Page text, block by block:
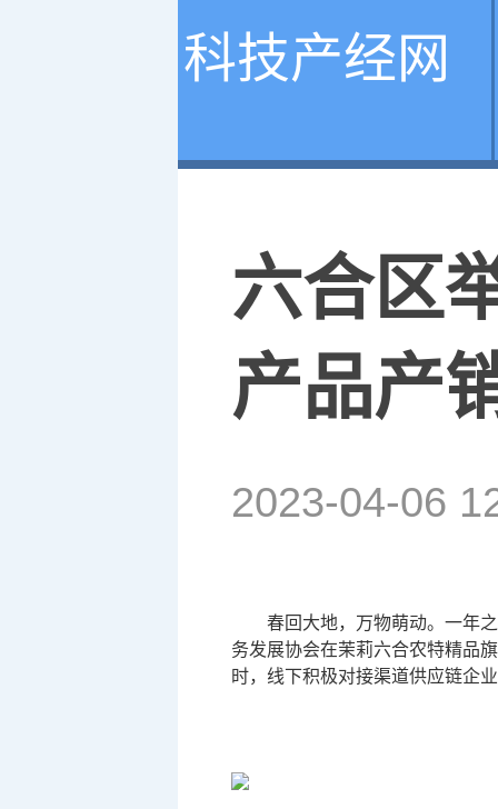
科技产经网
六合区
产品产
2023-04-06
春回大地，万物萌动。一年
务发展协会在茉莉六合农特精品
时，线下积极对接渠道供应链企